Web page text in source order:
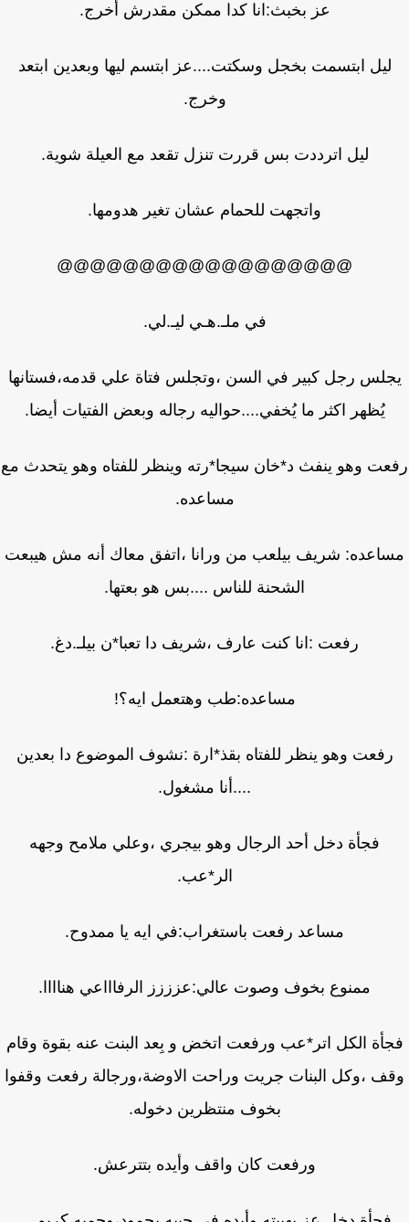
عز بخبث:انا كدا ممكن مقدرش أخرج.
ليل ابتسمت بخجل وسكتت....عز ابتسم ليها وبعدين ابتعد
وخرج.
ليل اترددت بس قررت تنزل تقعد مع العيلة شوية.
واتجهت للحمام عشان تغير هدومها.
@@@@@@@@@@@@@@@@@@
في ملـ.هـي ليـ.لي.
رجل كبير في السن ،وتجلس فتاة علي قدمه،فستانها
يُظهر اكثر ما يُخفي....حواليه رجاله وبعض الفتيات أيضا.
وهو ينفث د*خان سيجا*رته وينظر للفتاه وهو يتحدث مع
مساعده.
شريف بيلعب من ورانا ،اتفق معاك أنه مش هيبعت
الشحنة للناس ....بس هو بعتها.
رفعت :انا كنت عارف ،شريف دا تعبا*ن بيلـ.دغ.
مساعده:طب وهتعمل ايه؟!
رفعت وهو ينظر للفتاه بقذ*ارة :نشوف الموضوع دا بعدين
....أنا مشغول.
فجأة دخل أحد الرجال وهو بيجري ،وعلي ملامح وجهه
الر*عب.
مساعد رفعت باستغراب:في ايه يا ممدوح.
ممنوع بخوف وصوت عالي:عزززز الرفاااعي هناااا.
الكل اتر*عب ورفعت اتخض و بِعد البنت عنه بقوة وقام
،وكل البنات جريت وراحت الاوضة،ورجالة رفعت وقفوا
بخوف منتظرين دخوله.
ورفعت كان واقف وأيده بتترعش.